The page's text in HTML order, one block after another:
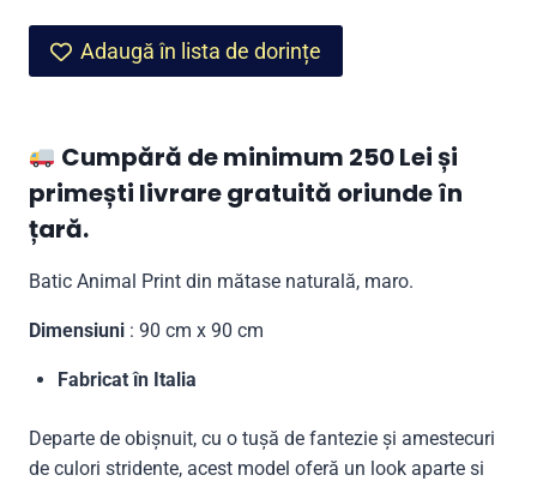
maro Adaugă în lista de dorințe
Cumpără de minimum 250 Lei și
primești livrare gratuită oriunde în
țară.
Batic Animal Print din mătase naturală, maro.
Dimensiuni : 90 cm x 90 cm
Fabricat în Italia
Departe de obișnuit, cu o tușă de fantezie și amestecuri
de culori stridente, acest model oferă un look aparte si